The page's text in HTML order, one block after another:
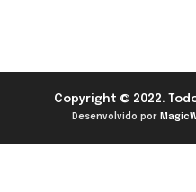
Copyright © 2022.
Desenvolvido por